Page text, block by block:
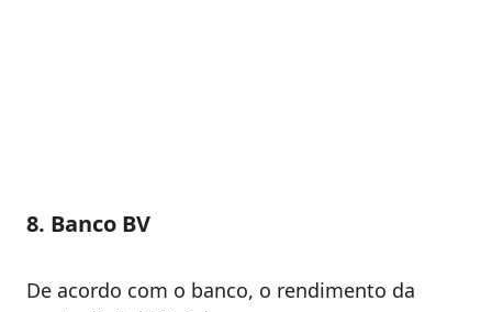
8. Banco BV
De acordo com o banco, o rendimento da